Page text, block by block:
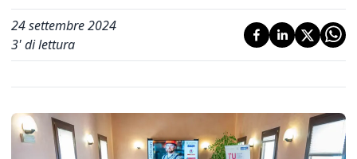
24 settembre 2024
3' di lettura